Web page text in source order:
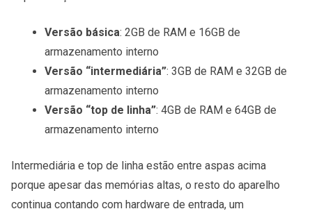
Versão básica: 2GB de RAM e 16GB de
armazenamento interno
Versão “intermediária”: 3GB de RAM e 32GB de
armazenamento interno
Versão “top de linha”: 4GB de RAM e 64GB de
armazenamento interno
Intermediária e top de linha estão entre aspas acima
porque apesar das memórias altas, o resto do aparelho
continua contando com hardware de entrada, um